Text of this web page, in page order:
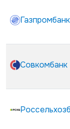
Газпромбанк
Совкомбанк